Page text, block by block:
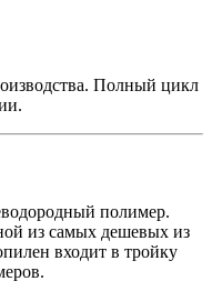
Полный цикл
полимер.
из самых дешевых из
входит в тройку